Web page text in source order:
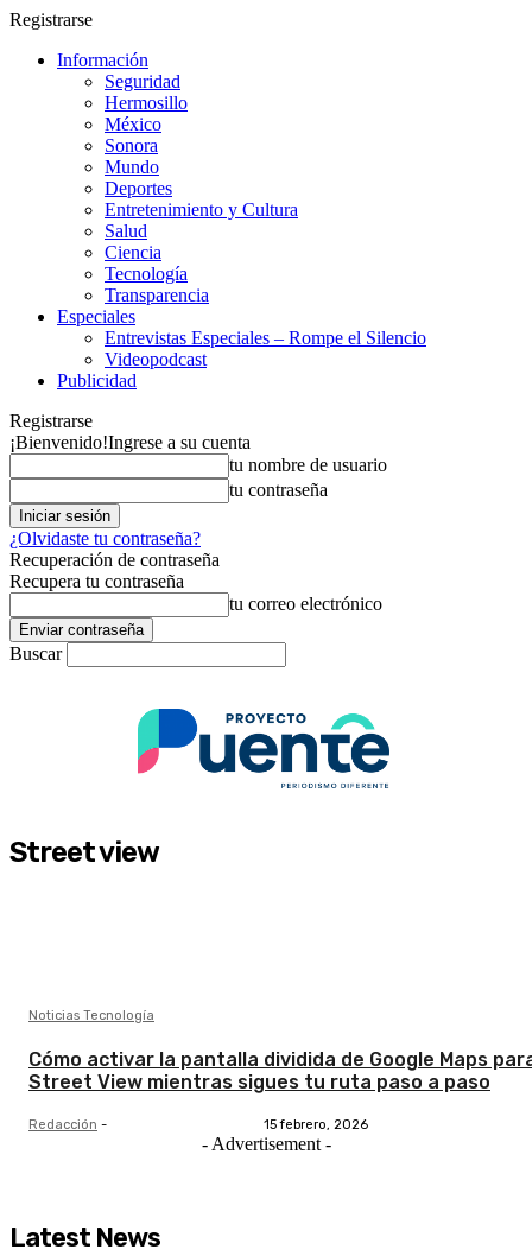
Registrarse
Información
Seguridad
Hermosillo
México
Sonora
Mundo
Deportes
Entretenimiento y Cultura
Salud
Ciencia
Tecnología
Transparencia
Especiales
Entrevistas Especiales – Rompe el Silencio
Videopodcast
Publicidad
Registrarse
¡Bienvenido!Ingrese a su cuenta
tu nombre de usuario
tu contraseña
¿Olvidaste tu contraseña?
Recuperación de contraseña
Recupera tu contraseña
tu correo electrónico
Buscar
Street view
Noticias Tecnología
Cómo activar la pantalla dividida de Google Maps
Street View mientras sigues tu ruta paso a paso
Redacción - 15 febrero, 2026
- Advertisement -
Latest News